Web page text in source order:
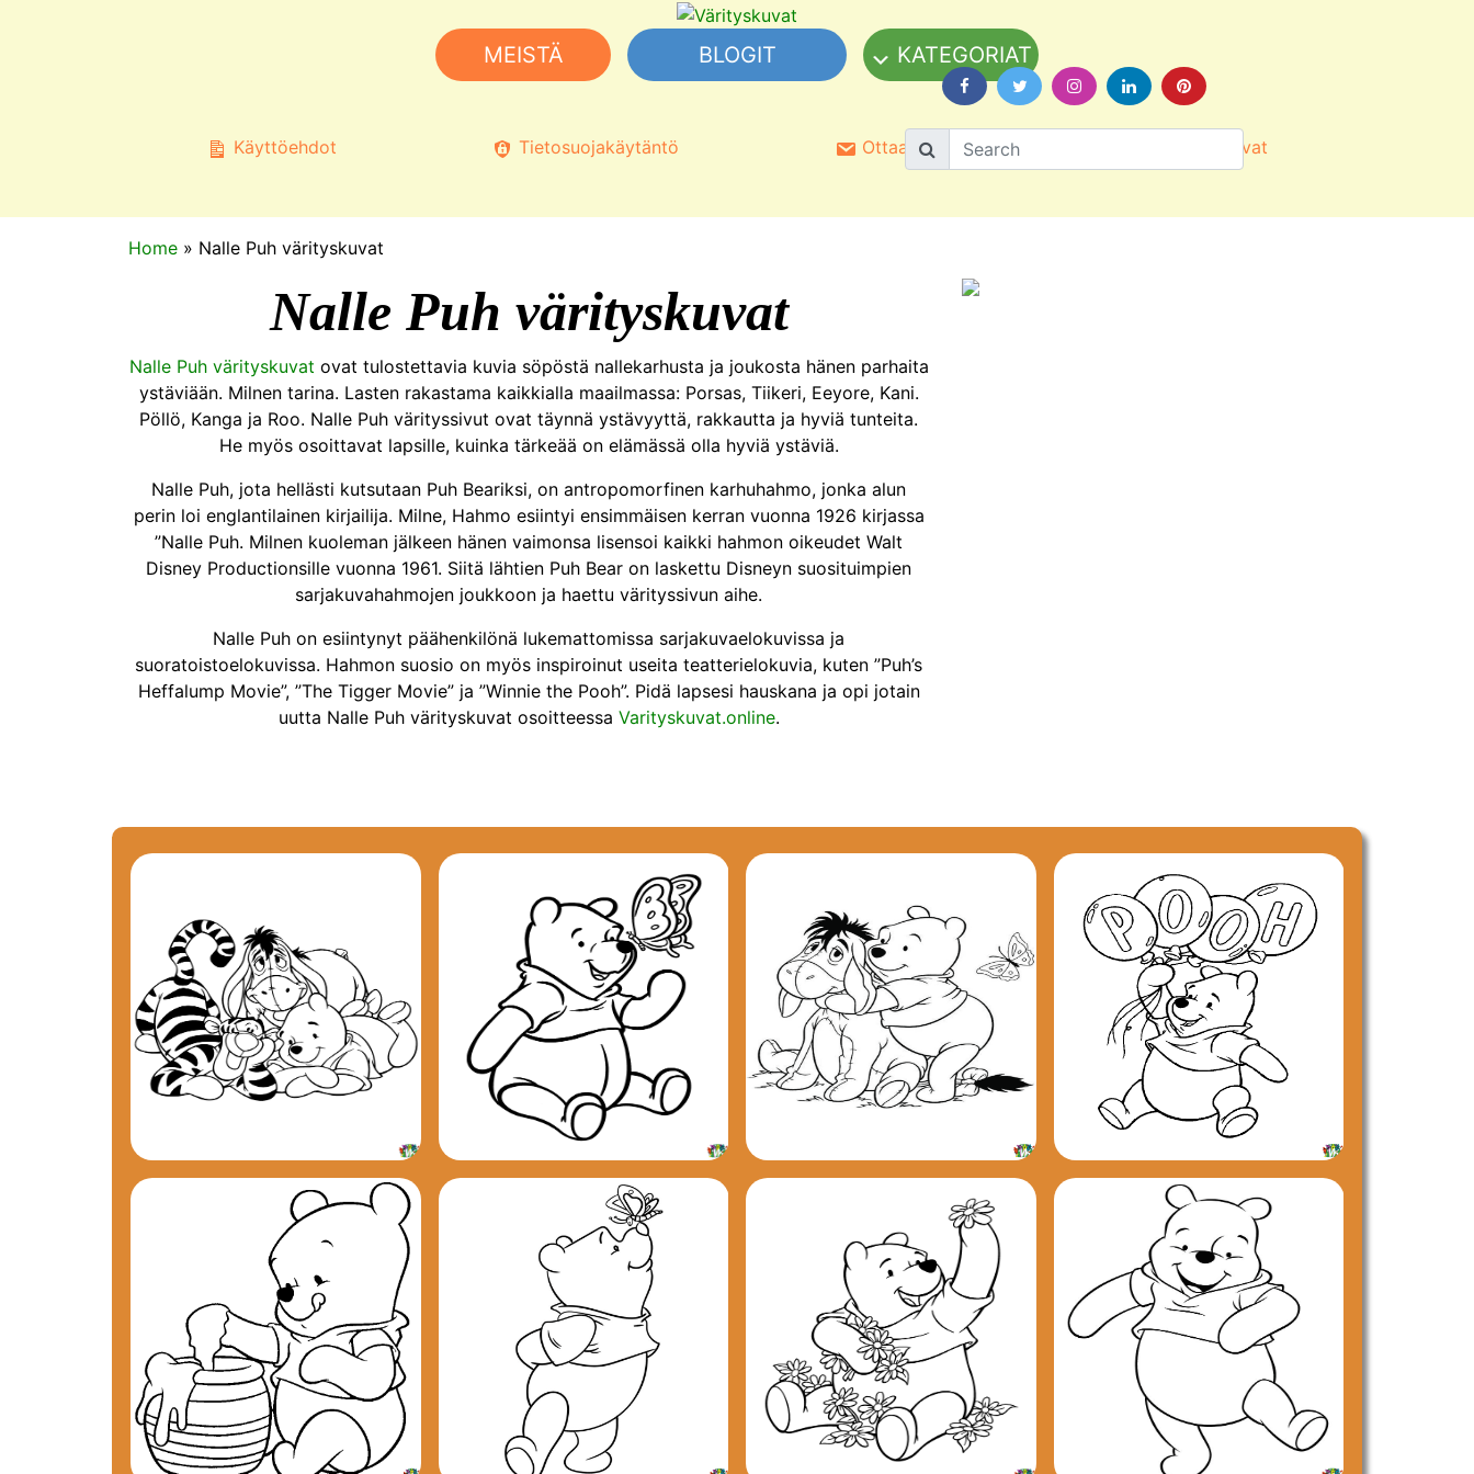
MEISTÄ BLOGIT KATEGORIAT
Käyttöehdot Tietosuojakäytäntö Ottaa yhteyttä Värityskuvat
Home » Nalle Puh värityskuvat
Nalle Puh värityskuvat
Nalle Puh värityskuvat ovat tulostettavia kuvia söpöstä nallekarhusta ja joukosta hänen parhaita
ystäviään. Milnen tarina. Lasten rakastama kaikkialla maailmassa: Porsas, Tiikeri, Eeyore, Kani.
Pöllö, Kanga ja Roo. Nalle Puh värityssivut ovat täynnä ystävyyttä, rakkautta ja hyviä tunteita.
He myös osoittavat lapsille, kuinka tärkeää on elämässä olla hyviä ystäviä.
Nalle Puh, jota hellästi kutsutaan Puh Beariksi, on antropomorfinen karhuhahmo, jonka alun
perin loi englantilainen kirjailija. Milne, Hahmo esiintyi ensimmäisen kerran vuonna 1926 kirjassa
”Nalle Puh. Milnen kuoleman jälkeen hänen vaimonsa lisensoi kaikki hahmon oikeudet Walt
Disney Productionsille vuonna 1961. Siitä lähtien Puh Bear on laskettu Disneyn suosituimpien
sarjakuvahahmojen joukkoon ja haettu värityssivun aihe.
Nalle Puh on esiintynyt päähenkilönä lukemattomissa sarjakuvaelokuvissa ja
suoratoistoelokuvissa. Hahmon suosio on myös inspiroinut useita teatterielokuvia, kuten ”Puh’s
Heffalump Movie”, ”The Tigger Movie” ja ”Winnie the Pooh”. Pidä lapsesi hauskana ja opi jotain
uutta Nalle Puh värityskuvat osoitteessa Varityskuvat.online.